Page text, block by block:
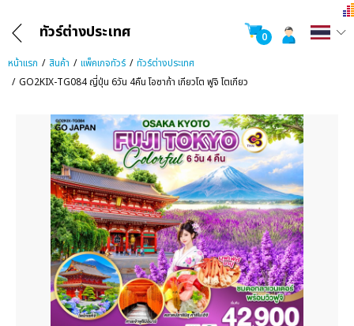
ทัวร์ต่างประเทศ
0
หน้าแรก
สินค้า แพ็คเกจทัวร์
ทัวร์ต่างประเทศ
GO2KIX-TG084 ญี่ปุ่น 6วัน 4คืน โอซาก้า เกียวโต ฟูจิ โตเกียว